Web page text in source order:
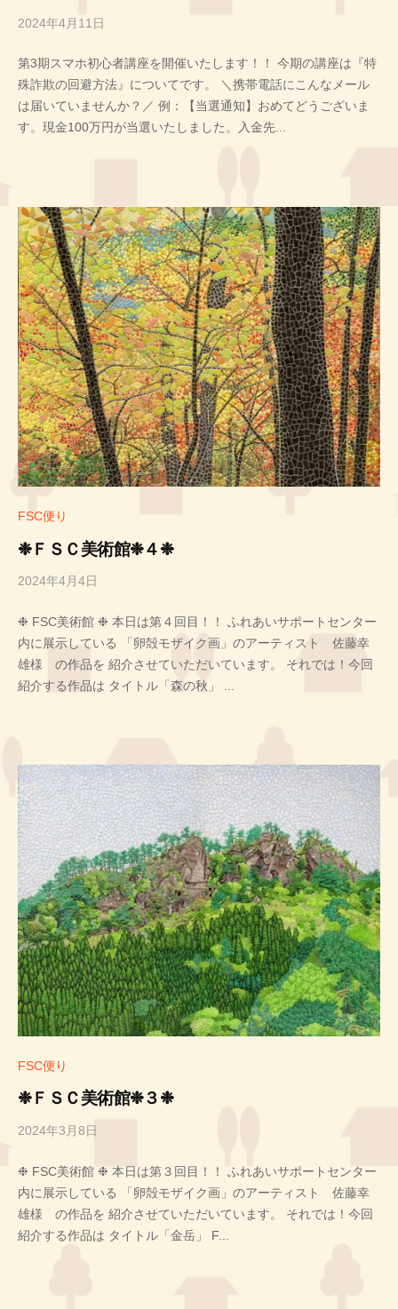
2024年4月11日
投
稿
者
T
第3期スマホ初心者講座を開催いたします！！ 今期の講座は『特
殊詐欺の回避方法』についてです。 ＼携帯電話にこんなメール
は届いていませんか？／ 例：【当選通知】おめてどうございま
す。現金100万円が当選いたしました。入金先...
FSC便り
❉ＦＳＣ美術館❉４❉
2024年4月4日
投
稿
者
H
❉ FSC美術館 ❉ 本日は第４回目！！ ふれあいサポートセンター
内に展示している 「卵殻モザイク画」のアーティスト 佐藤幸
雄様 の作品を 紹介させていただいています。 それでは！今回
紹介する作品は タイトル「森の秋」 ...
FSC便り
❉ＦＳＣ美術館❉３❉
2024年3月8日
投
稿
者
H
❉ FSC美術館 ❉ 本日は第３回目！！ ふれあいサポートセンター
内に展示している 「卵殻モザイク画」のアーティスト 佐藤幸
雄様 の作品を 紹介させていただいています。 それでは！今回
紹介する作品は タイトル「金岳」 F...